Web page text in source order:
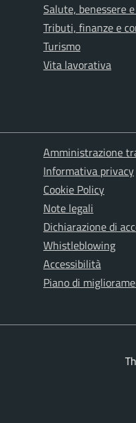
Salute, benessere
Tributi, finanze e
Turismo
Vita lavorativa
Amministrazione
Informativa privacy
Cookie Policy
Note legali
Dichiarazione di
Whistleblowing
Accessibilità
Piano di